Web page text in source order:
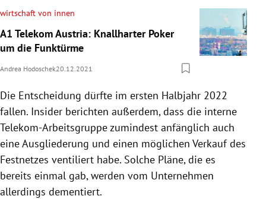
wirtschaft von innen
A1 Telekom Austria: Knallharter Poker
um die Funktürme
Andrea Hodoschek20.12.2021
Die Entscheidung dürfte im ersten Halbjahr 2022
fallen. Insider berichten außerdem, dass die interne
Telekom-Arbeitsgruppe zumindest anfänglich auch
eine Ausgliederung und einen möglichen Verkauf des
Festnetzes ventiliert habe. Solche Pläne, die es
bereits einmal gab, werden vom Unternehmen
allerdings dementiert.